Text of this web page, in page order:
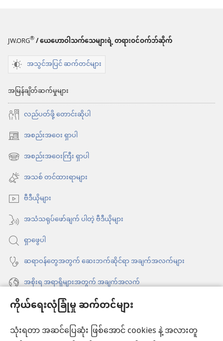
ကိုယ်ရေးလုံခြုံမှု ဆက်တင်များ
သုံးရတာ အဆင်ပြေဆုံး ဖြစ်အောင် cookies နဲ့ အလားတူ
ဖွ
င့်
နေ
ပါ
တယ်)
ဖွ
င့်
နေ
တယ်)
JW.ORG®/ ယေဟောဝါသက်သေများရဲ့ တရားဝင်ဝက်ဘ်ဆိုက်
အသွင်အပြင် ဆက်တင်များ
အမြန်ချိတ်ဆက်မှုများ
လည်ပတ်ဖို့ တောင်းဆိုပါ
အစည်းအဝေး ရှာပါ
(window
အသစ်
င့်
နေ
ပါ
တယ်)
အစည်းအဝေးကြီး ရှာပါ
(window
အသစ်
င့်
နေ
ပါ
တယ်)
အသစ် တင်ထားရာများ
ဗီဒီယိုများ
အသံသရုပ်ဖော်ချက် ပါတဲ့ ဗီဒီယိုများ
ရှာဖွေပါ
ဆရာဝန်တွေအတွက် ဆေးဘက်ဆိုင်ရာ အချက်အလက်များ
အစိုးရ အရာရှိများအတွက် အချက်အလက်
အကူအညီ
အလှူငွေ
(window